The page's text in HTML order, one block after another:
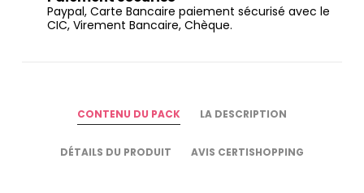
Paypal, Carte Bancaire paiement sécurisé avec le
CIC, Virement Bancaire, Chèque.
CONTENU DU PACK LA DESCRIPTION
DÉTAILS DU PRODUIT AVIS CERTISHOPPING